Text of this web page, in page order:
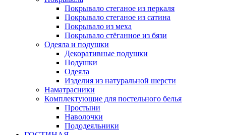
Покрывало стеганое из перкаля
Покрывало стеганое из сатина
Покрывало из меха
Покрывало стёганное из бязи
Одеяла и подушки
Декоративные подушки
Подушки
Одеяла
Изделия из натуральной шерсти
Наматраcники
Комплектующие для постельного белья
Простыни
Наволочки
Пододеяльники